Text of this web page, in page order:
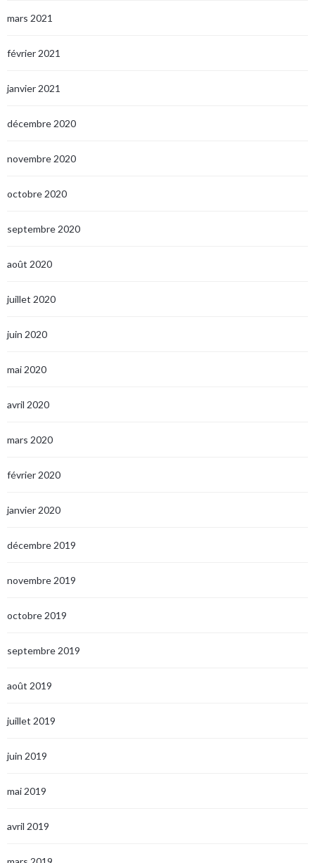
mars 2021
février 2021
janvier 2021
décembre 2020
novembre 2020
octobre 2020
septembre 2020
août 2020
juillet 2020
juin 2020
mai 2020
avril 2020
mars 2020
février 2020
janvier 2020
décembre 2019
novembre 2019
octobre 2019
septembre 2019
août 2019
juillet 2019
juin 2019
mai 2019
avril 2019